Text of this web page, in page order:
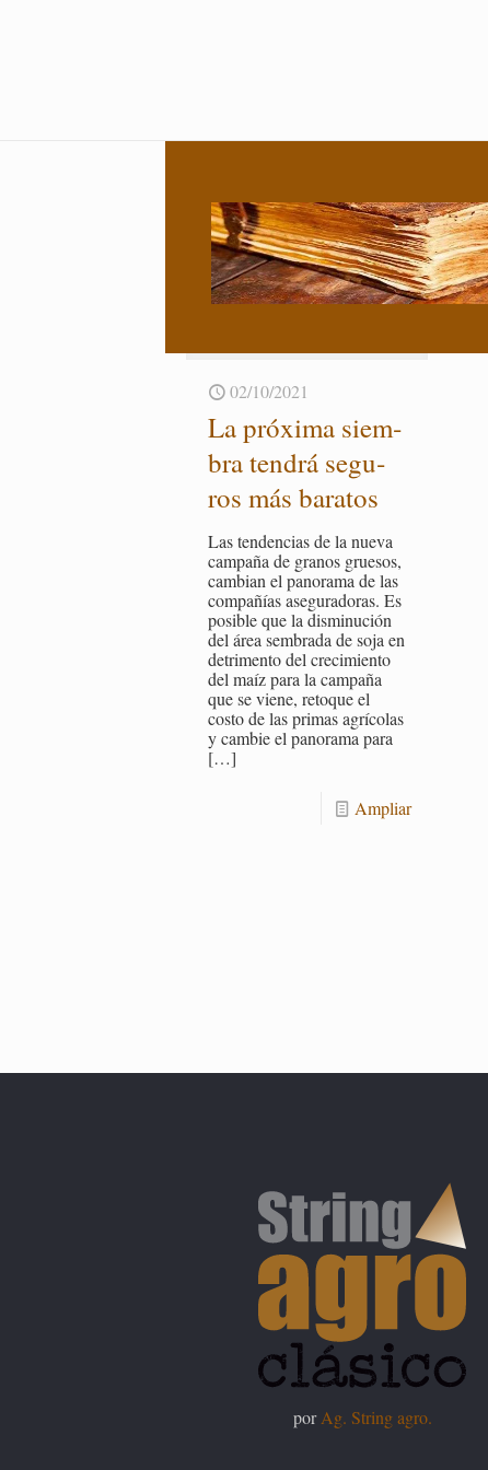
02/10/2021
La pró­xi­ma siem­
bra ten­drá se­gu­
ros más ba­ra­tos
Las ten­den­cias de la nueva
cam­pa­ña de gra­nos grue­sos,
cam­bian el pa­no­ra­ma de las
com­pa­ñías ase­gu­ra­do­ras. Es
po­si­ble que la dis­mi­nu­ción
del área sem­bra­da de soja en
de­tri­men­to del cre­ci­mien­to
del maíz para la cam­pa­ña
que se viene, re­to­que el
costo de las pri­mas agrí­co­las
y cam­bie el pa­no­ra­ma para
[…]
Am­pliar
porAg. String agro.